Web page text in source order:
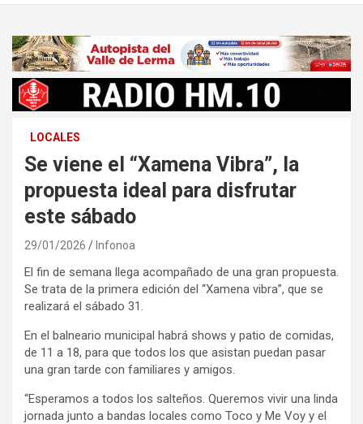
LOCALES
Se viene el “Xamena Vibra”, la
propuesta ideal para disfrutar
este sábado
29/01/2026 Infonoa
El fin de semana llega acompañado de una gran propuesta.
Se trata de la primera edición del “Xamena vibra”, que se
realizará el sábado 31.
En el balneario municipal habrá shows y patio de comidas,
de 11 a 18, para que todos los que asistan puedan pasar
una gran tarde con familiares y amigos.
“Esperamos a todos los salteños. Queremos vivir una linda
jornada junto a bandas locales como Toco y Me Voy y el